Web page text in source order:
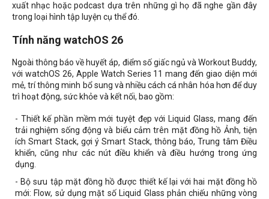
xuất nhạc hoặc podcast dựa trên những gì họ đã nghe gần đây
trong loại hình tập luyện cụ thể đó.
Tính năng watchOS 26
Ngoài thông báo về huyết áp, điểm số giấc ngủ và Workout Buddy,
với watchOS 26, Apple Watch Series 11 mang đến giao diện mới
mẻ, trí thông minh bổ sung và nhiều cách cá nhân hóa hơn để duy
trì hoạt động, sức khỏe và kết nối, bao gồm:
- Thiết kế phần mềm mới tuyệt đẹp với Liquid Glass, mang đến
trải nghiệm sống động và biểu cảm trên mặt đồng hồ Ảnh, tiện
ích Smart Stack, gợi ý Smart Stack, thông báo, Trung tâm Điều
khiển, cũng như các nút điều khiển và điều hướng trong ứng
dụng.
- Bộ sưu tập mặt đồng hồ được thiết kế lại với hai mặt đồng hồ
mới: Flow, sử dụng mặt số Liquid Glass phản chiếu những vòng